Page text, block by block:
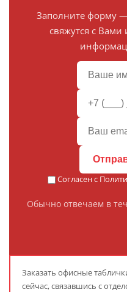
Заполните форму
свяжутся с Вами
Согласен с
Обычно отвечаем в
Заказать офисные
сейчас, связавшись с